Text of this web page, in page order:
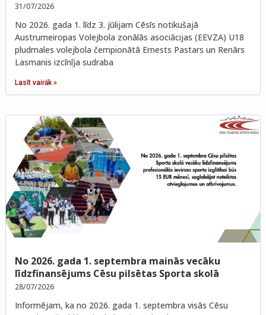
31/07/2026
No 2026. gada 1. līdz 3. jūlijam Cēsīs notikušajā
Austrumeiropas Volejbola zonālās asociācijas (EEVZA) U18
pludmales volejbola čempionātā Ernests Pastars un Renārs
Lasmanis izcīnīja sudraba
Lasīt vairāk »
No 2026. gada 1. septembra mainās vecāku
līdzfinansējums Cēsu pilsētas Sporta skolā
28/07/2026
Informējam, ka no 2026. gada 1. septembra visās Cēsu